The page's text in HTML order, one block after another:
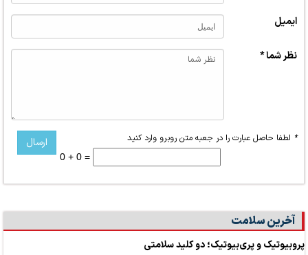
ایمیل
نظر شما *
* لطفا حاصل عبارت را در جعبه متن روبرو وارد کنید
0 + 0 =
آخرین سلامت
پروبیوتیک و پری‌بیوتیک؛ دو کلید سلامتی